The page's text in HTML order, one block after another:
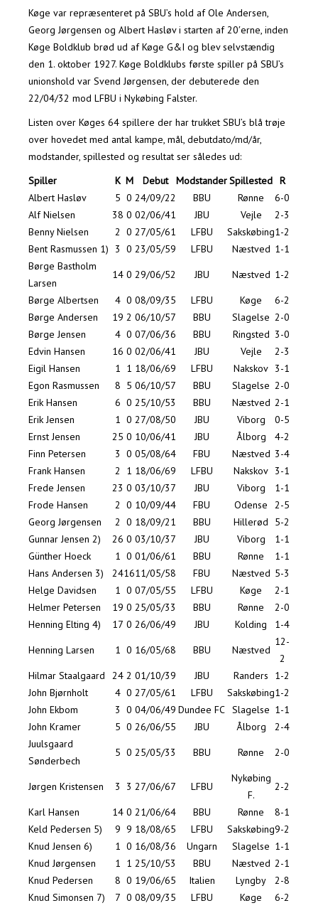
Køge var repræsenteret på SBU’s hold af Ole Andersen,
Georg Jørgensen og Albert Hasløv i starten af 20′erne, inden
Køge Boldklub brød ud af Køge G&I og blev selvstændig
den 1. oktober 1927. Køge Boldklubs første spiller på SBU’s
unionshold var Svend Jørgensen, der debuterede den
22/04/32 mod LFBU i Nykøbing Falster.
Listen over Køges 64 spillere der har trukket SBU’s blå trøje
over hovedet med antal kampe, mål, debutdato/md/år,
modstander, spillested og resultat ser således ud:
Spiller
K M Debut ModstanderSpillested R
Albert Hasløv
5 0 24/09/22 BBU Rønne
6-0
Alf Nielsen
38 0 02/06/41 JBU Vejle
2-3
Benny Nielsen
2 0 27/05/61 LFBU Sakskøbing1-2
Bent Rasmussen 1)
3 0 23/05/59 LFBU Næstved 1-1
Børge Bastholm
Larsen
14 0 29/06/52 JBU Næstved 1-2
Børge Albertsen
4 0 08/09/35 LFBU Køge
6-2
Børge Andersen
19 2 06/10/57 BBU Slagelse 2-0
Børge Jensen
4 0 07/06/36 BBU Ringsted 3-0
Edvin Hansen
16 0 02/06/41 JBU Vejle
2-3
Eigil Hansen
1 1 18/06/69 LFBU Nakskov 3-1
Egon Rasmussen
8 5 06/10/57 BBU Slagelse 2-0
Erik Hansen
6 0 25/10/53 BBU Næstved 2-1
Erik Jensen
1 0 27/08/50 JBU Viborg
0-5
Ernst Jensen
25 0 10/06/41 JBU Ålborg
4-2
Finn Petersen
3 0 05/08/64 FBU Næstved 3-4
Frank Hansen
2 1 18/06/69 LFBU Nakskov 3-1
Frede Jensen
23 0 03/10/37 JBU Viborg
1-1
Frode Hansen
2 0 10/09/44 FBU Odense
2-5
Georg Jørgensen
2 0 18/09/21 BBU Hillerød
5-2
Gunnar Jensen 2)
26 0 03/10/37 JBU Viborg
1-1
Günther Hoeck
1 0 01/06/61 BBU Rønne
1-1
Hans Andersen 3)
241611/05/58 FBU Næstved 5-3
Helge Davidsen
1 0 07/05/55 LFBU Køge
2-1
Helmer Petersen
19 0 25/05/33 BBU Rønne
2-0
Henning Elting 4)
17 0 26/06/49 JBU Kolding
1-4
Henning Larsen
1 0 16/05/68 BBU Næstved
12-
2
Hilmar Staalgaard
24 2 01/10/39 JBU Randers
1-2
John Bjørnholt
4 0 27/05/61 LFBU Sakskøbing1-2
John Ekbom
3 0 04/06/49 Dundee FC Slagelse 1-1
John Kramer
5 0 26/06/55 JBU Ålborg
2-4
Juulsgaard
Sønderbech
5 0 25/05/33 BBU Rønne 2-0
Jørgen Kristensen 3 3 27/06/67 LFBU
Nykøbing
F.
2-2
Karl Hansen
14 0 21/06/64 BBU Rønne
8-1
Keld Pedersen 5)
9 9 18/08/65 LFBU Sakskøbing9-2
Knud Jensen 6)
1 0 16/08/36 Ungarn Slagelse 1-1
Knud Jørgensen
1 1 25/10/53 BBU Næstved 2-1
Knud Pedersen
8 0 19/06/65 Italien Lyngby
2-8
Knud Simonsen 7)
7 0 08/09/35 LFBU Køge 6-2